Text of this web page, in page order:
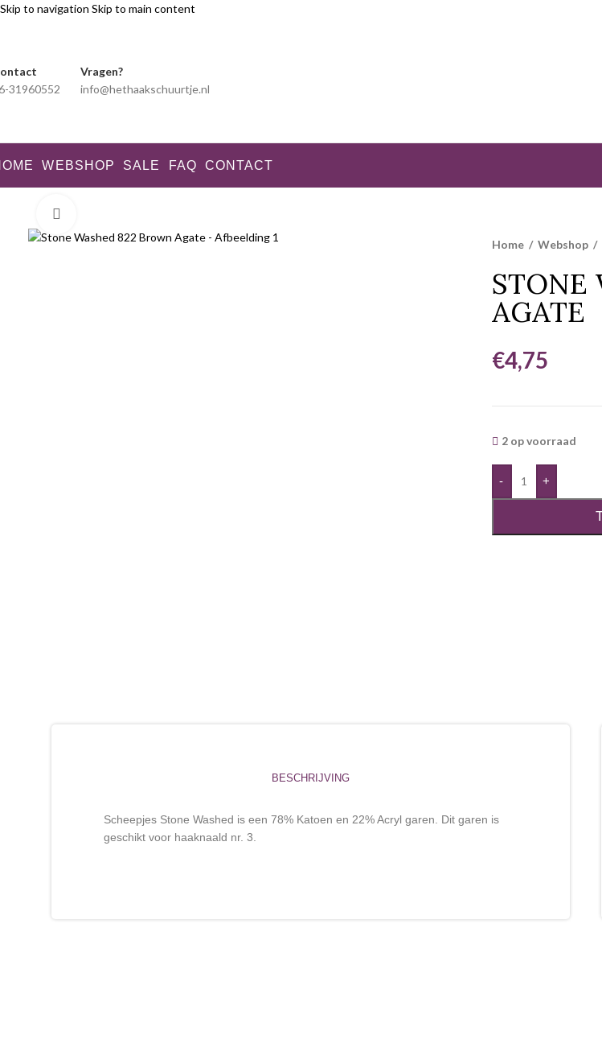
Skip to navigation Skip to main content
31960552
Vragen?
info@hethaakschuurtje.nl
WEBSHOP SALE FAQ CONTACT
Home / Webshop /
STONE
AGATE
€4,75
2 op voorraad
- +
BESCHRIJVING
Scheepjes Stone Washed is een 78% Katoen en 22% Acryl garen. Dit garen is
geschikt voor haaknaald nr. 3.